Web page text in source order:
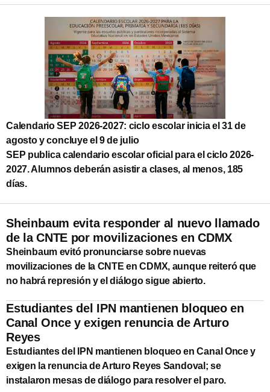
Calendario SEP 2026-2027: ciclo escolar inicia el 31 de
agosto y concluye el 9 de julio
SEP publica calendario escolar oficial para el ciclo 2026-
2027. Alumnos deberán asistir a clases, al menos, 185
días.
Sheinbaum evita responder al nuevo llamado
de la CNTE por movilizaciones en CDMX
Sheinbaum evitó pronunciarse sobre nuevas
movilizaciones de la CNTE en CDMX, aunque reiteró que
no habrá represión y el diálogo sigue abierto.
Estudiantes del IPN mantienen bloqueo en
Canal Once y exigen renuncia de Arturo
Reyes
Estudiantes del IPN mantienen bloqueo en Canal Once y
exigen la renuncia de Arturo Reyes Sandoval; se
instalaron mesas de diálogo para resolver el paro.